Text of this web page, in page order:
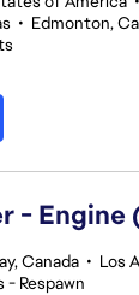
• Edmonton,
- Engine
Canada • Los
- Respawn